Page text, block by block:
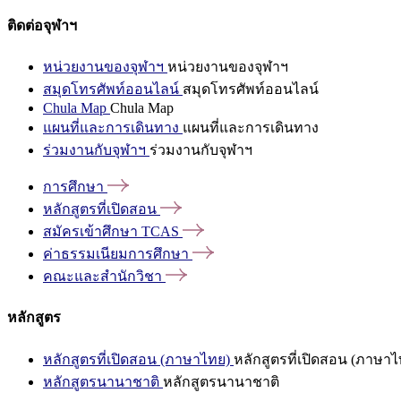
ติดต่อจุฬาฯ
หน่วยงานของจุฬาฯ หน่วยงานของจุฬาฯ
สมุดโทรศัพท์ออนไลน์ สมุดโทรศัพท์ออนไลน์
Chula Map Chula Map
แผนที่และการเดินทาง แผนที่และการเดินทาง
ร่วมงานกับจุฬาฯ ร่วมงานกับจุฬาฯ
การศึกษา
หลักสูตรที่เปิดสอน
สมัครเข้าศึกษา TCAS
ค่าธรรมเนียมการศึกษา
คณะและสำนักวิชา
หลักสูตร
หลักสูตรที่เปิดสอน (ภาษาไทย) หลักสูตรที่เปิดสอน (ภาษาไ
หลักสูตรนานาชาติ หลักสูตรนานาชาติ